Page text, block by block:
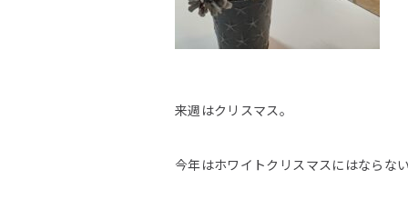
来週はクリスマス。
今年はホワイトクリスマスにはならない